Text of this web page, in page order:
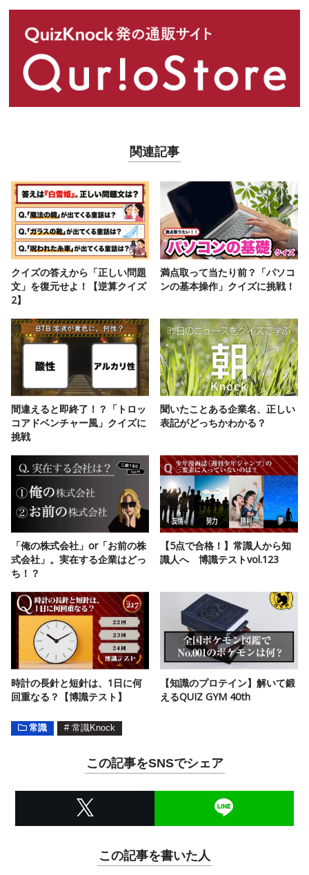
関連記事
クイズの答えから「正しい問題
文」を復元せよ！【逆算クイズ
2】
満点取って当たり前？「パソコ
ンの基本操作」クイズに挑戦！
間違えると即終了！？「トロッ
コアドベンチャー風」クイズに
挑戦
聞いたことある企業名、正しい
表記がどっちかわかる？
「俺の株式会社」or「お前の株
式会社」。実在する企業はどっ
ち！？
【5点で合格！】常識人から知
識人へ 博識テストvol.123
時計の長針と短針は、1日に何
回重なる？【博識テスト】
【知識のプロテイン】解いて鍛
えるQUIZ GYM 40th
常識 # 常識Knock
この記事をSNSでシェア
この記事を書いた人